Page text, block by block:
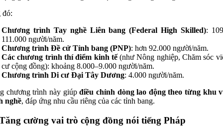
đó:
Chương trình Tay nghề Liên bang (Federal High Skilled):
111.000 người/năm.
Chương trình Đề cử Tỉnh bang (PNP): hơn 92.000 người/năm.
Các chương trình thí điểm kinh tế(như Nông nghiệp, Chăm sóc
cư cộng đồng): khoảng 8.000–9.000 người/năm.
Chương trình Di cư Đại Tây Dương: 4.000 người/năm.
chương trình này giúpđiều chỉnh dòng lao động theo từng khu
nghề, đáp ứng nhu cầu riêng của các tỉnh bang.
cường vai trò cộng đồng nói tiếng Pháp